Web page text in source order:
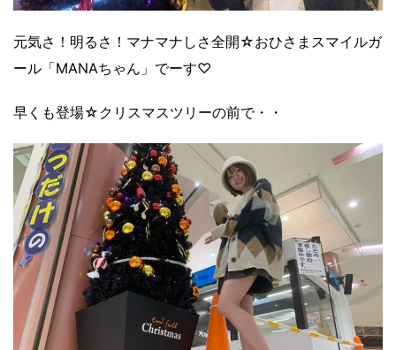
元気さ！明るさ！マナマナしさ全開☆おひさまスマイルガ
ール「MANAちゃん」でーす♡
早くも登場☆クリスマスツリーの前で・・